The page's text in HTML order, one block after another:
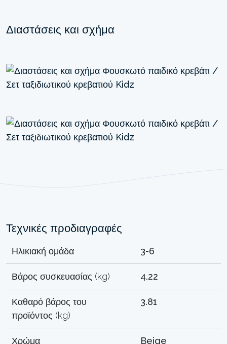
Διαστάσεις και σχήμα
Τεχνικές προδιαγραφές
Ηλικιακή ομάδα 3-6
Βάρος συσκευασίας (kg) 4.22
Καθαρό βάρος του
προϊόντος (kg)
3.81
Χρώμα Beige